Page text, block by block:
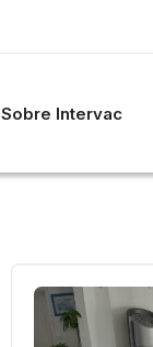
Sobre Intervac